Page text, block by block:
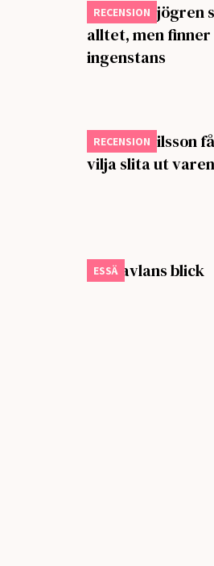
RECENSION
Lennart Sjögren
alltet, men finner
ingenstans
RECENSION
Isabella Nilsson
vilja slita ut
ESSÄ
Om tavlans blick